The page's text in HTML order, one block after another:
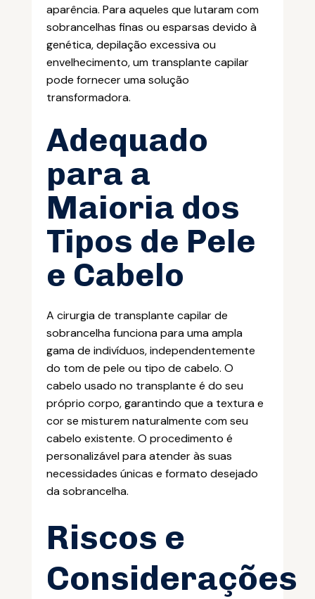
aparência. Para aqueles que lutaram com
sobrancelhas finas ou esparsas devido à
genética, depilação excessiva ou
envelhecimento, um transplante capilar
pode fornecer uma solução
transformadora.
Adequado
para a
Maioria dos
Tipos de Pele
e Cabelo
A cirurgia de transplante capilar de
sobrancelha funciona para uma ampla
gama de indivíduos, independentemente
do tom de pele ou tipo de cabelo. O
cabelo usado no transplante é do seu
próprio corpo, garantindo que a textura e
cor se misturem naturalmente com seu
cabelo existente. O procedimento é
personalizável para atender às suas
necessidades únicas e formato desejado
da sobrancelha.
Riscos e
Considerações